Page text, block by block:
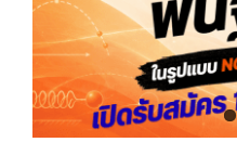
ความร่วมมือกับต่างประเทศ
ข่าวและกิจกรรม